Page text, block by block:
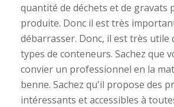
quantité de déchets et de gravats
produite. Donc il est très
débarrasser. Donc, il est très utile
types de conteneurs. Sachez que
convier un professionnel en la
benne. Sachez qu'il propose des
intéressants et accessibles à